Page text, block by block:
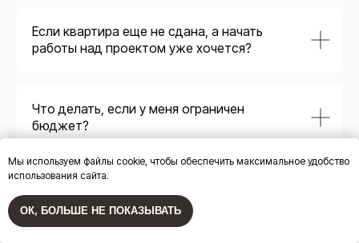
Если квартира еще не сдана, а начать
работы над проектом уже хочется?
Что делать, если у меня ограничен
бюджет?
- ЧЕК-ЛИСТ
Мы используем файлы cookie, чтобы обеспечить максимальное удобство
использования сайта.
ОК, БОЛЬШЕ НЕ ПОКАЗЫВАТЬ